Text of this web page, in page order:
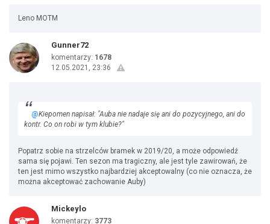
Leno MOTM
Gunner72
komentarzy: 1678
12.05.2021, 23:36
@Kiepomen napisał: "Auba nie nadaje się ani do pozycyjnego, ani do
kontr. Co on robi w tym klubie?"
Popatrz sobie na strzelców bramek w 2019/20, a może odpowiedź
sama się pojawi. Ten sezon ma tragiczny, ale jest tyle zawirowań, że
ten jest mimo wszystko najbardziej akceptowalny (co nie oznacza, że
można akceptować zachowanie Auby)
Mickeylo
komentarzy: 3773